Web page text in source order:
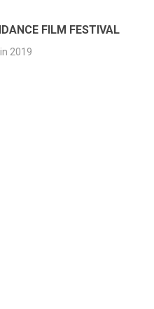
FILM FESTIVAL
2019